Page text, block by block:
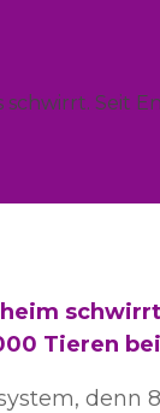
Seit
Tieren
denn